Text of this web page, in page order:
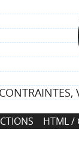
HTML /